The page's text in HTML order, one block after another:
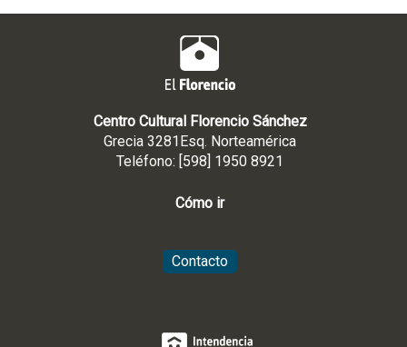
Centro Cultural Florencio Sánchez
Grecia 3281Esq. Norteamérica
Teléfono: [598] 1950 8921
Cómo ir
Contacto